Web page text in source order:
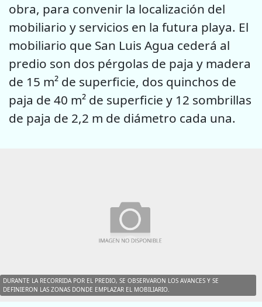
obra, para convenir la localización del
mobiliario y servicios en la futura playa. El
mobiliario que San Luis Agua cederá al
predio son dos pérgolas de paja y madera
de 15 m² de superficie, dos quinchos de
paja de 40 m² de superficie y 12 sombrillas
de paja de 2,2 m de diámetro cada una.
DURANTE LA RECORRIDA POR EL PREDIO, SE OBSERVARON LOS AVANCES Y SE
DEFINIERON LAS ZONAS DONDE EMPLAZAR EL MOBILIARIO.